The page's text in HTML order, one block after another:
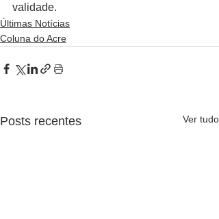
validade.
Últimas Notícias
Coluna do Acre
Posts recentes Ver tudo